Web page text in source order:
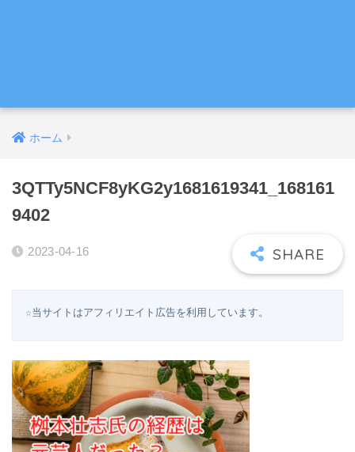
ホーム
3QTTy5NCF8yKG2y1681619341_168161
9402
2023-04-16
☆当サイトはアフィリエイト広告を利用しています。